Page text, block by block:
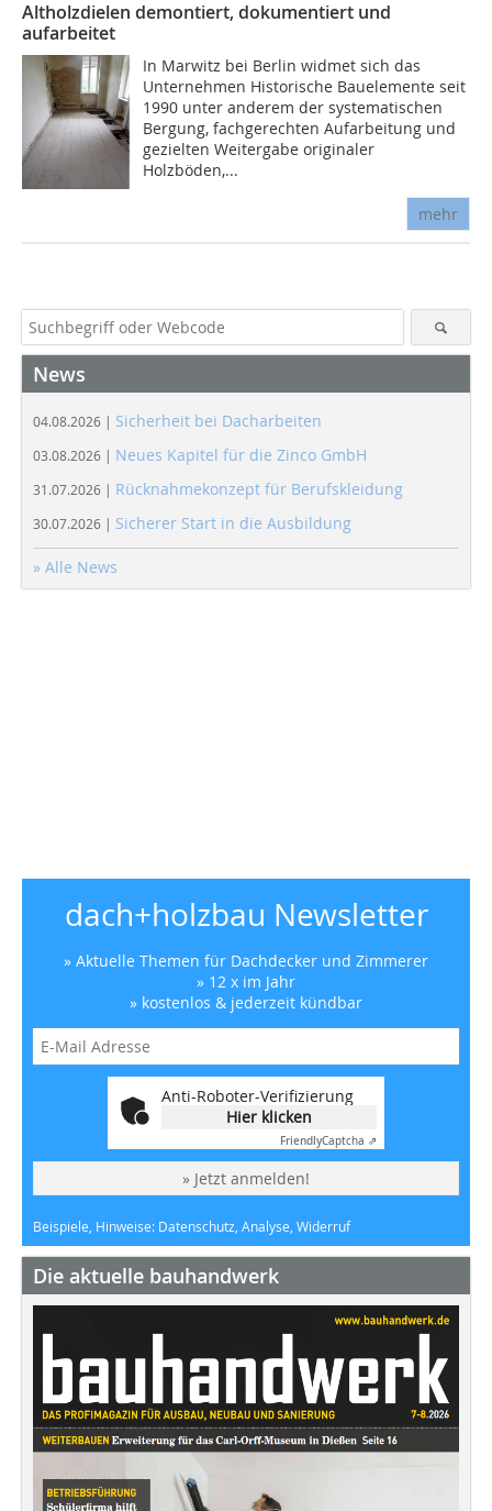
Altholzdielen demontiert, dokumentiert und
aufarbeitet
In Marwitz bei Berlin widmet sich das
Unternehmen Historische Bauelemente seit
1990 unter anderem der systematischen
Bergung, fachgerechten Aufarbeitung und
gezielten Weitergabe originaler
Holzböden,...
mehr
News
04.08.2026 | Sicherheit bei Dacharbeiten
03.08.2026 | Neues Kapitel für die Zinco GmbH
31.07.2026 | Rücknahmekonzept für Berufskleidung
30.07.2026 | Sicherer Start in die Ausbildung
» Alle News
dach+holzbau Newsletter
» Aktuelle Themen für Dachdecker und Zimmerer
» 12 x im Jahr
» kostenlos & jederzeit kündbar
Anti-Roboter-Verifizierung
Hier klicken
FriendlyCaptcha ⇗
» Jetzt anmelden!
Beispiele, Hinweise: Datenschutz, Analyse, Widerruf
Die aktuelle bauhandwerk